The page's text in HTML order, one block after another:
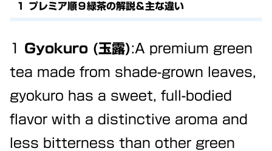
１ プレミア順９緑茶の解説＆主な違い
1 Gyokuro (玉露):A premium green
tea made from shade-grown leaves,
gyokuro has a sweet, full-bodied
flavor with a distinctive aroma and
less bitterness than other green